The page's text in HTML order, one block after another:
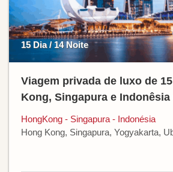
15 Dia / 14 Noite
Viagem privada de luxo de
Kong, Singapura e
HongKong - Singapura - Indonésia
Hong Kong, Singapura, Yogyakarta,